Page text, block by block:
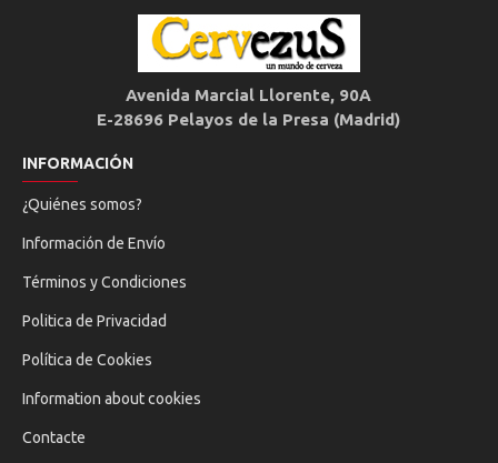
Avenida Marcial Llorente, 90A
E-28696 Pelayos de la Presa (Madrid)
INFORMACIÓN
¿Quiénes somos?
Información de Envío
Términos y Condiciones
Politica de Privacidad
Política de Cookies
Information about cookies
Contacte